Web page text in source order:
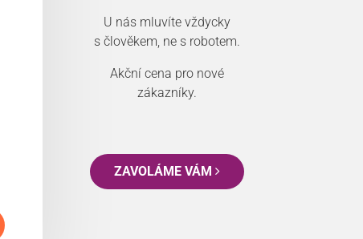
U nás mluvíte vždycky
s člověkem, ne s robotem.
Akční cena pro nové
zákazníky.
ZAVOLÁME VÁM